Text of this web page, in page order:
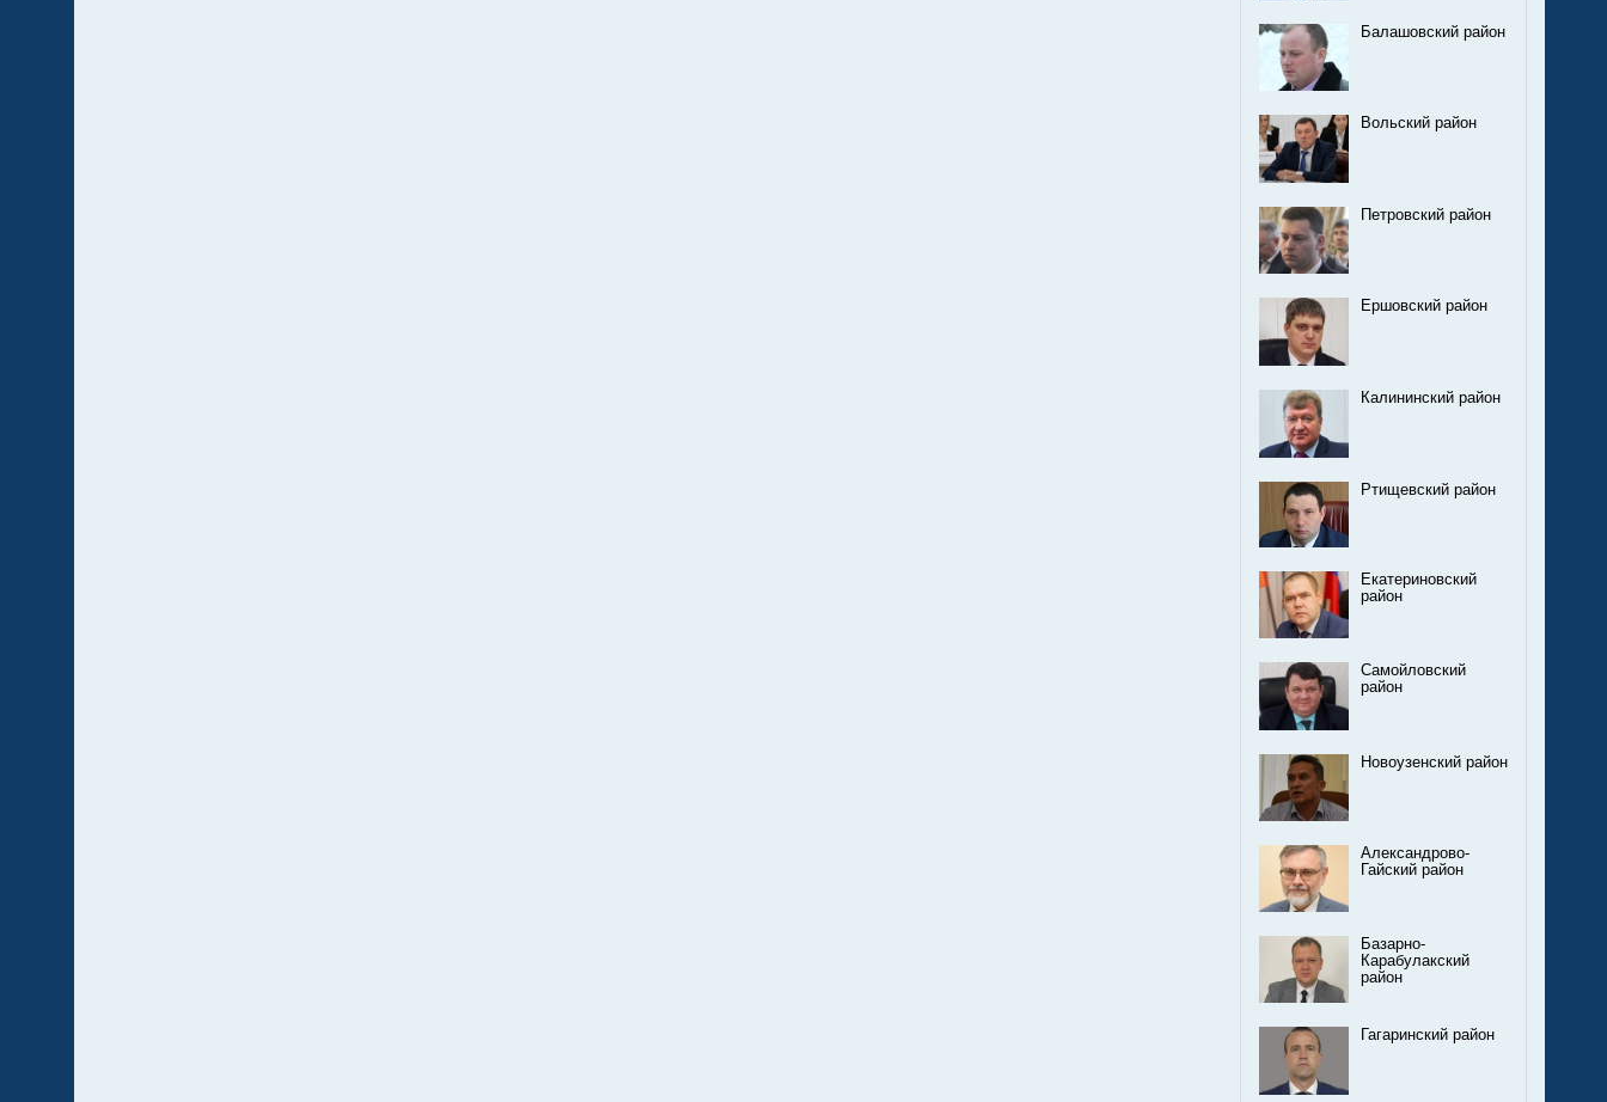
Балашовский район
Вольский район
Петровский район
Ершовский район
Калининский район
Ртищевский район
Екатериновский
район
Самойловский
район
Новоузенский район
Александрово-
Гайский район
Базарно-
Карабулакский
район
Гагаринский район